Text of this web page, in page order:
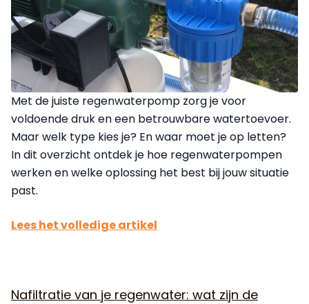
Met de juiste regenwaterpomp zorg je voor
voldoende druk en een betrouwbare watertoevoer.
Maar welk type kies je? En waar moet je op letten?
In dit overzicht ontdek je hoe regenwaterpompen
werken en welke oplossing het best bij jouw situatie
past.
Lees het volledige artikel
Nafiltratie van je regenwater: wat zijn de